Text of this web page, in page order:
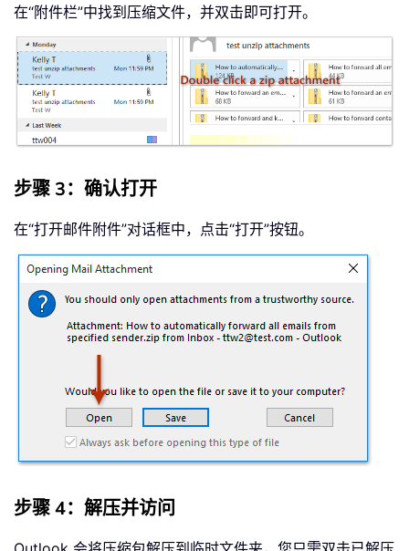
在“附件栏”中找到压缩文件，并双击即可打开。
步骤 3：确认打开
在“打开邮件附件”对话框中，点击“打开”按钮。
步骤 4：解压并访问